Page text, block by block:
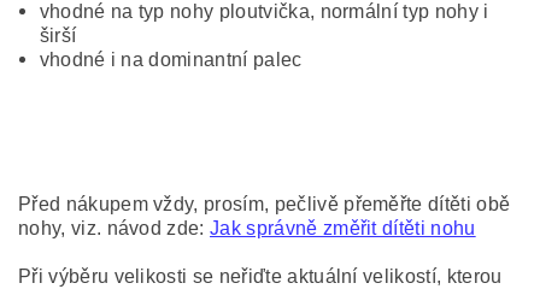
vhodné na typ nohy ploutvička, normální typ nohy i
širší
vhodné i na dominantní palec
Před nákupem vždy, prosím, pečlivě přeměřte dítěti obě
nohy, viz. návod zde:Jak správně změřit dítěti nohu
Při výběru velikosti se neřiďte aktuální velikostí, kterou